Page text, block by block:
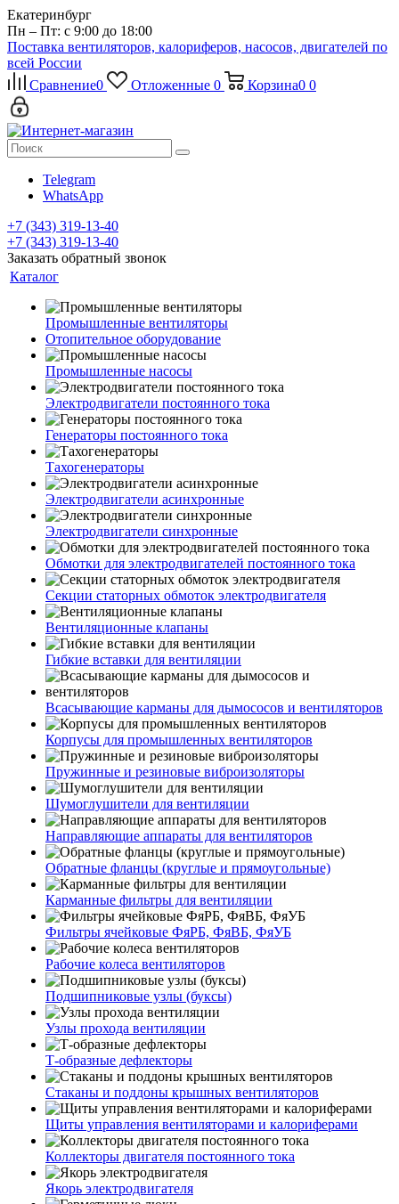
Екатеринбург
Пн – Пт: с 9:00 до 18:00
Поставка вентиляторов, калориферов, насосов, двигателей по
всей России
Сравнение0 Отложенные 0 Корзина0 0
Telegram
WhatsApp
+7 (343) 319-13-40
+7 (343) 319-13-40
Заказать обратный звонок
Каталог
Промышленные вентиляторы
Отопительное оборудование
Промышленные насосы
Электродвигатели постоянного тока
Генераторы постоянного тока
Тахогенераторы
Электродвигатели асинхронные
Электродвигатели синхронные
Обмотки для электродвигателей постоянного тока
Секции статорных обмоток электродвигателя
Вентиляционные клапаны
Гибкие вставки для вентиляции
Всасывающие карманы для дымососов и вентиляторов
Корпусы для промышленных вентиляторов
Пружинные и резиновые виброизоляторы
Шумоглушители для вентиляции
Направляющие аппараты для вентиляторов
Обратные фланцы (круглые и прямоугольные)
Карманные фильтры для вентиляции
Фильтры ячейковые ФяРБ, ФяВБ, ФяУБ
Рабочие колеса вентиляторов
Подшипниковые узлы (буксы)
Узлы прохода вентиляции
Т-образные дефлекторы
Стаканы и поддоны крышных вентиляторов
Щиты управления вентиляторами и калориферами
Коллекторы двигателя постоянного тока
Якорь электродвигателя